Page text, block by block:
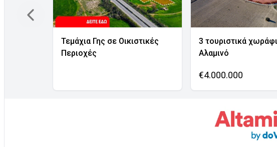
Τεμάχια Γης σε Οικιστικές
Περιοχές
3 τουριστικά
Αλαμινό
€4.000.000